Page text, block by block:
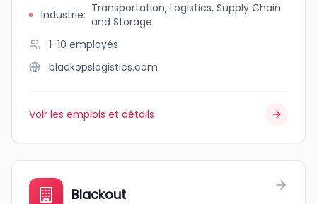
Industrie: Transportation, Logistics, Supply Chain
and Storage
1-10 employés
blackopslogistics.com
Voir les emplois et détails
Blackout